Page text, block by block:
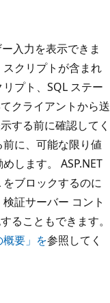
入力を表示できま
クリプトが含まれ
プト、SQL ステー
クライアントから送
する前に確認してく
に、可能な限り値
します。 ASP.NET
ブロックするのに
証サーバー コント
ることもできます。
要」を参照してく